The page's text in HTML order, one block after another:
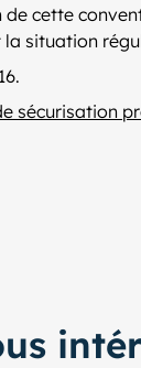
cette
situation
sécurisation